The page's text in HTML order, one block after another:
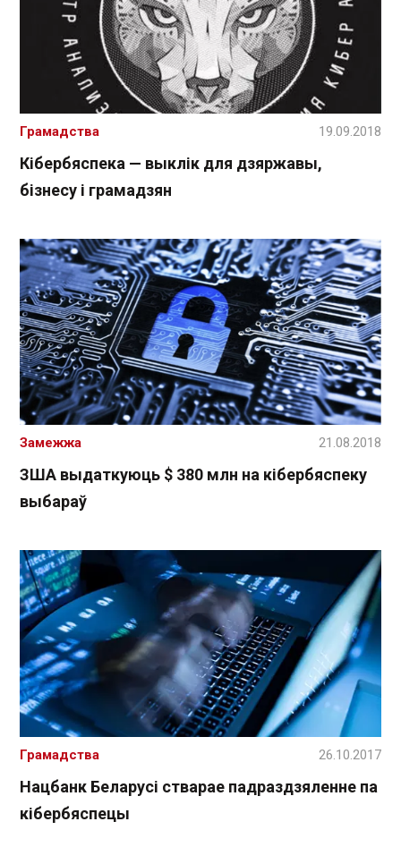
Кібербяспека — выклік для дзяржавы,
бізнесу і грамадзян
Грамадства 19.09.2018
ЗША выдаткуюць $ 380 млн на кібербяспеку
выбараў
Замежжа 21.08.2018
Нацбанк Беларусі стварае падраздзяленне па
кібербяспецы
Грамадства 26.10.2017